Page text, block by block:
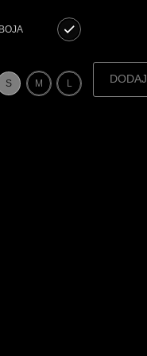
BOJA
S M L